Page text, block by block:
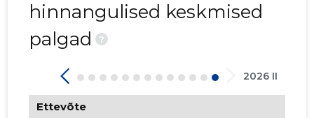
hinnangulised keskmised
palgad
?
2026 II
Ettevõte